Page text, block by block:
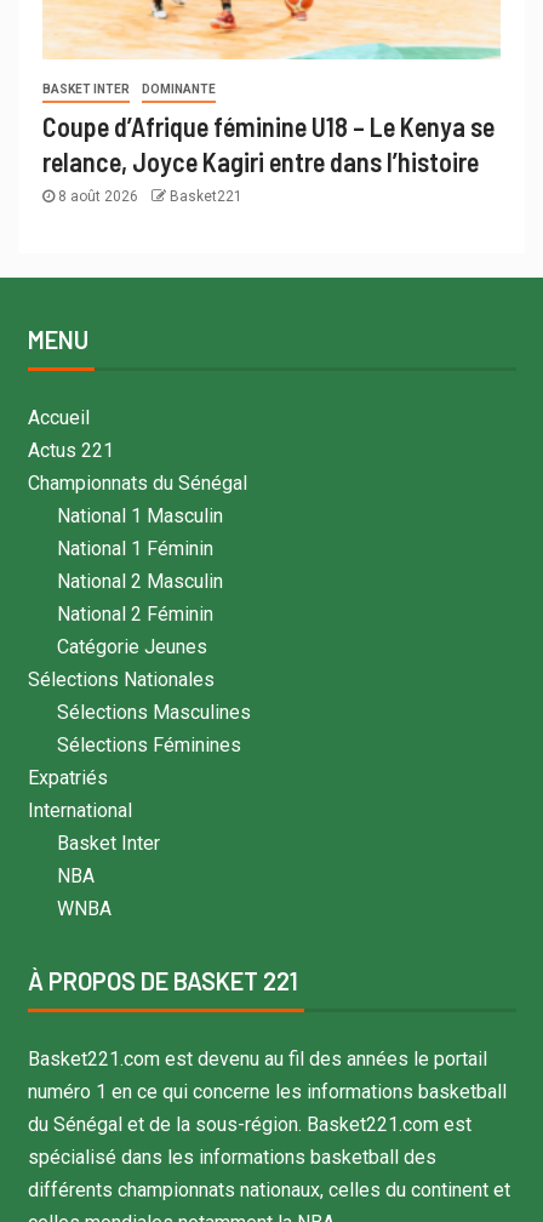
BASKET INTER DOMINANTE
Coupe d’Afrique féminine U18 – Le Kenya se
relance, Joyce Kagiri entre dans l’histoire
8 août 2026 Basket221
MENU
Accueil
Actus 221
Championnats du Sénégal
National 1 Masculin
National 1 Féminin
National 2 Masculin
National 2 Féminin
Catégorie Jeunes
Sélections Nationales
Sélections Masculines
Sélections Féminines
Expatriés
International
Basket Inter
NBA
WNBA
À PROPOS DE BASKET 221
Basket221.com est devenu au fil des années le portail
numéro 1 en ce qui concerne les informations basketball
du Sénégal et de la sous-région. Basket221.com est
spécialisé dans les informations basketball des
différents championnats nationaux, celles du continent et